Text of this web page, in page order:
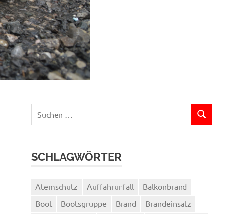
nach:
SUCHEN
SCHLAGWÖRTER
Atemschutz Auffahrunfall
Balkonbrand
Boot
Bootsgruppe Brand
Brandeinsatz